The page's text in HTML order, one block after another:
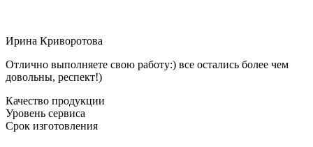
Ирина Криворотова
Отлично выполняете свою работу:) все остались более чем
довольны, респект!)
Качество продукции
Уровень сервиса
Срок изготовления